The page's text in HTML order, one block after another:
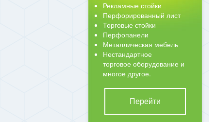
Рекламные стойки
Перфорированный лист
Торговые стойки
Перфопанели
Металлическая мебель
Нестандартное
торговое оборудование и
многое другое.
Перейти